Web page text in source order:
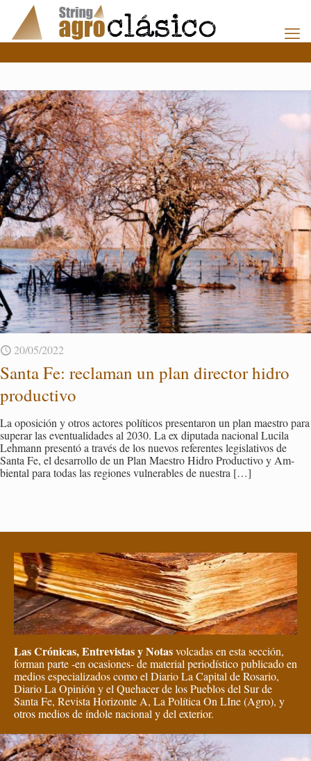
20/05/2022
Santa Fe: re­cla­man un plan di­rec­tor hidro
pro­duc­ti­vo
La opo­si­ción y otros ac­to­res po­lí­ti­cos pre­sen­ta­ron un plan maes­tro para
su­perar las even­tua­li­da­des al 2030. La ex dipu­tada na­cio­nal Lu­ci­la
Leh­mann pre­sen­tó a tra­vés de los nue­vos re­fe­ren­tes le­gis­la­ti­vos de
Santa Fe, el desa­rro­llo de un Plan Maes­tro Hidro Pro­duc­ti­vo y Am­
bien­tal para todas las re­gio­nes vul­ne­ra­bles de nues­tra […]
Las Crónicas, Entrevistas y Notasvolcadas en esta sección,
forman parte -en ocasiones- de material periodístico publicado en
medios especializados como el Diario La Capital de Rosario,
Diario La Opinión y el Quehacer de los Pueblos del Sur de
Santa Fe, Revista Horizonte A, La Política On LIne (Agro), y
otros medios de índole nacional y del exterior.